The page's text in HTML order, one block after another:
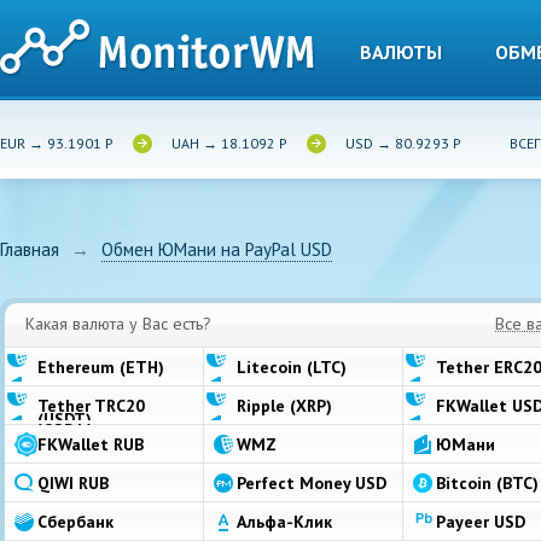
ВАЛЮТЫ
EUR → 93.1901 Р UAH → 18.1092 Р USD → 80.9293 Р
Главная → Обмен ЮМани на PayPal USD
Какая валюта у Вас есть?
Все
Ethereum (ETH)
Litecoin (LTC)
Tether
Tether TRC20
(USDT)
Ripple (XRP)
FKWallet
FKWallet RUB
WMZ
ЮМани
QIWI RUB
Perfect Money USD
Bitcoin (BTC)
Сбербанк
Альфа-Клик
Payeer USD